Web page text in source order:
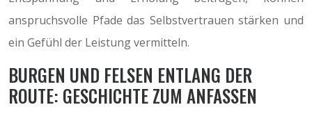
anspruchsvolle Pfade das Selbstvertrauen stärken und
ein Gefühl der Leistung vermitteln.
BURGEN UND FELSEN ENTLANG DER
ROUTE: GESCHICHTE ZUM ANFASSEN